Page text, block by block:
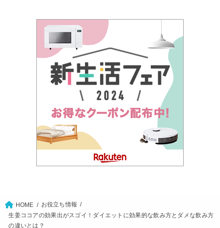
HOME
お役立ち情報
生姜ココアの効果出がスゴイ！ダイエットに効果的な飲み方とダメな飲み方
の違いとは？